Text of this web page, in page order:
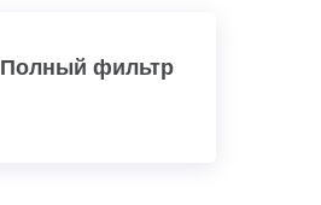
Полный фильтр